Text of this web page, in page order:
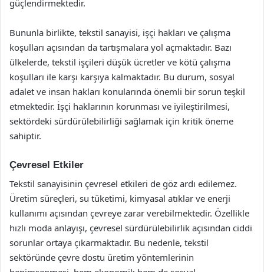
güçlendirmektedir.
Bununla birlikte, tekstil sanayisi, işçi hakları ve çalışma
koşulları açısından da tartışmalara yol açmaktadır. Bazı
ülkelerde, tekstil işçileri düşük ücretler ve kötü çalışma
koşulları ile karşı karşıya kalmaktadır. Bu durum, sosyal
adalet ve insan hakları konularında önemli bir sorun teşkil
etmektedir. İşçi haklarının korunması ve iyileştirilmesi,
sektördeki sürdürülebilirliği sağlamak için kritik öneme
sahiptir.
Çevresel Etkiler
Tekstil sanayisinin çevresel etkileri de göz ardı edilemez.
Üretim süreçleri, su tüketimi, kimyasal atıklar ve enerji
kullanımı açısından çevreye zarar verebilmektedir. Özellikle
hızlı moda anlayışı, çevresel sürdürülebilirlik açısından ciddi
sorunlar ortaya çıkarmaktadır. Bu nedenle, tekstil
sektöründe çevre dostu üretim yöntemlerinin